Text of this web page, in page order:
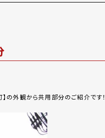
】の外観から共用部分のご紹介です！